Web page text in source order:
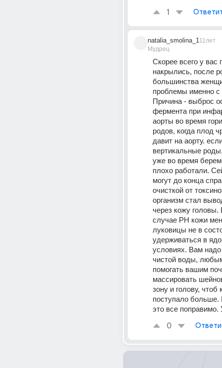
1
natalia_smolina_1
Мудрец
11лет
Скорее всего у вас
накрылись, после
большинства
проблемы именно с
Причина - выброс
фермента при
аорты во время
родов, когда плод
давит на аорту.
вертикальные
уже во время
плохо работали.
могут до конца
очисткой от
организм стал
через кожу головы.
случае РН кожи
луковицы не в
удерживаться в
условиях. Вам надо
чистой воды,
помогать вашим
массировать
зону и голову, чтоб
поступало больше.
это все поправимо.
0